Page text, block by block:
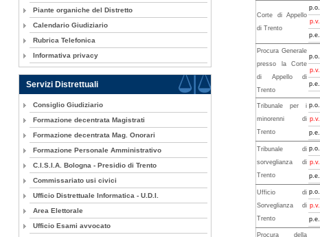
Corte di Appello
di Trento
p.o.
p.v.
p.e.
Procura Generale
presso la Corte
di Appello di
Trento
p.o.
p.v.
p.e.
Tribunale per i
minorenni di
Trento
p.o.
p.v.
p.e.
Tribunale di
sorveglianza di
Trento
p.o.
p.v.
p.e.
Ufficio di
Sorveglianza di
Trento
p.o.
p.v.
p.e.
Procura della
Piante organiche del Distretto
Calendario Giudiziario
Rubrica Telefonica
Informativa privacy
Servizi Distrettuali
Consiglio Giudiziario
Formazione decentrata Magistrati
Formazione decentrata Mag. Onorari
Formazione Personale Amministrativo
C.I.S.I.A. Bologna - Presidio di Trento
Commissariato usi civici
Ufficio Distrettuale Informatica - U.D.I.
Area Elettorale
Ufficio Esami avvocato